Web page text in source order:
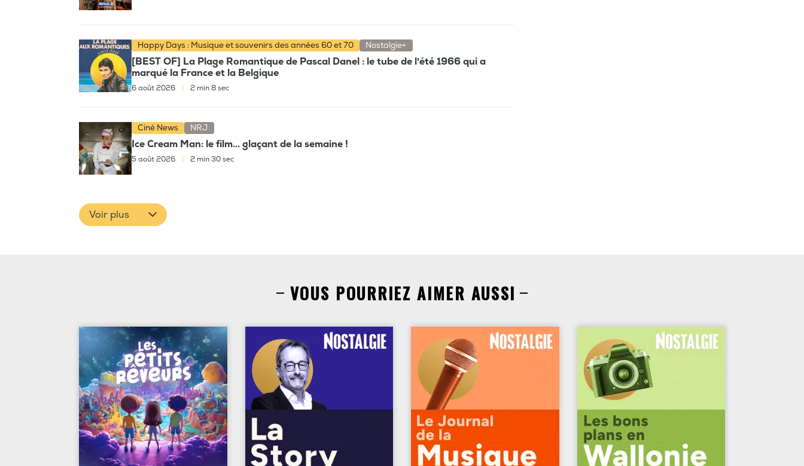
Happy Days : Musique et souvenirs des années 60 et 70 Nostalgie+
[BEST OF] La Plage Romantique de Pascal Danel : le tube de l'été 1966 qui a
marqué la France et la Belgique
6 août 2026 2 min 8 sec
Ciné News NRJ
Ice Cream Man: le film... glaçant de la semaine !
5 août 2026 | 2 min 30 sec
Voir plus
VOUS POURRIEZ AIMER AUSSI